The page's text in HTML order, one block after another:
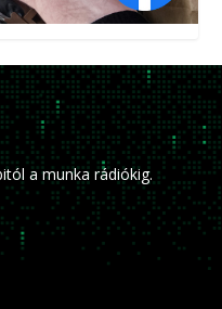
a munka rádiókig.